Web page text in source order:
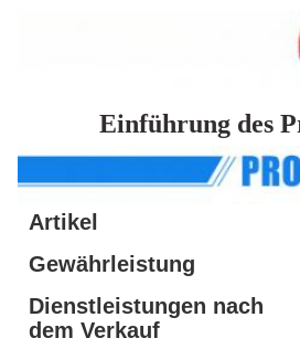
Einführung des
Artikel
Gewährleistung
Dienstleistungen nach
dem Verkauf